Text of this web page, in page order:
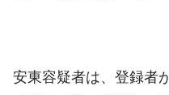
安東容疑者は、登録者